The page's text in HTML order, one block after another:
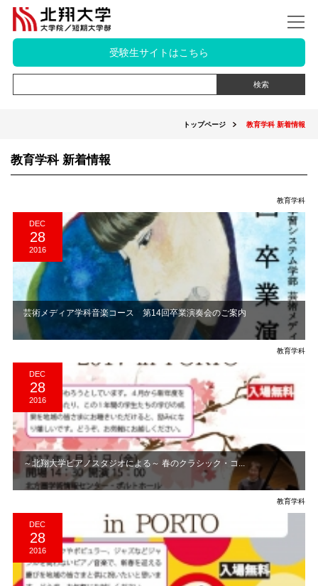
受験生サイトはこちら
トップページ 教育学科 新着情報
教育学科 新着情報
教育学科
DEC
28
2016
芸術メディア学科音楽コース 第14回卒業演奏会のご案内
教育学科
DEC
28
2016
～北翔大学ピアノスタジオによる～ 春のクラシック・コ...
教育学科
DEC
28
2016